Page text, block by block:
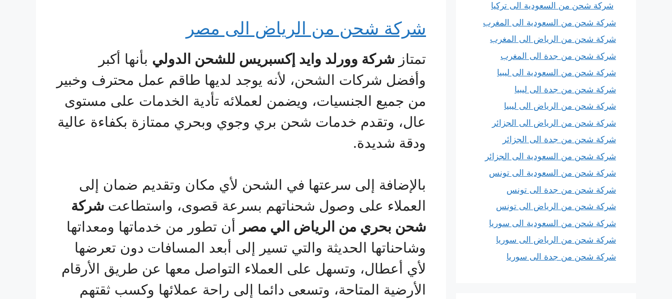
شركة شحن من الرياض الى مصر
تمتاز شركة وورلد وايد إكسبريس للشحن الدولي بأنها أكبر
وأفضل شركات الشحن، لأنه يوجد لديها طاقم عمل محترف وخبير
من جميع الجنسيات، ويضمن لعملائه تأدية الخدمات على مستوى
عال، وتقدم خدمات شحن بري وجوي وبحري ممتازة بكفاءة عالية
ودقة شديدة.
بالإضافة إلى سرعتها في الشحن لأي مكان وتقديم ضمان إلى
العملاء على وصول شحناتهم بسرعة قصوى، واستطاعت شركة
شحن بحري من الرياض الي مصر أن تطور من خدماتها ومعداتها
وشاحناتها الحديثة والتي تسير إلى أبعد المسافات دون تعرضها
لأي أعطال، وتسهل على العملاء التواصل معها عن طريق الأرقام
الأرضية المتاحة، وتسعى دائما إلى راحة عملائها وكسب ثقتهم
شركة شحن من السعودية الى تركيا
شركة شحن من السعودية الى المغرب
شركة شحن من الرياض الى المغرب
شركة شحن من جدة الى المغرب
شركة شحن من السعودية الى ليبيا
شركة شحن من جدة الى ليبيا
شركة شحن من الرياض الى ليبيا
شركة شحن من الرياض الى الجزائر
شركة شحن من جدة الى الجزائر
شركة شحن من السعودية الى الجزائر
شركة شحن من السعودية الى تونس
شركة شحن من جدة الى تونس
شركة شحن من الرياض الى تونس
شركة شحن من السعودية الى سوريا
شركة شحن من الرياض الى سوريا
شركة شحن من جدة الى سوريا